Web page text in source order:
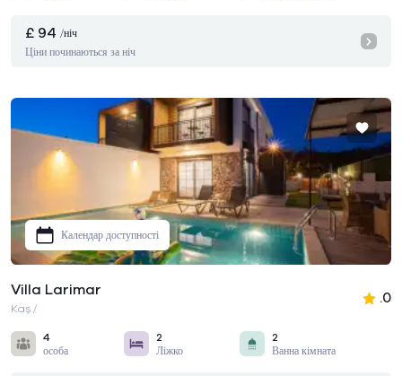
£ 94 /ніч
Ціни починаються за ніч
Календар доступності
Villa Larimar
Kaş /
.0
4
особа
2
Ліжко
2
Ванна кімната